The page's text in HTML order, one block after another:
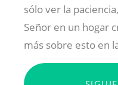
sólo ver la
Señor en un hogar
más sobre esto en